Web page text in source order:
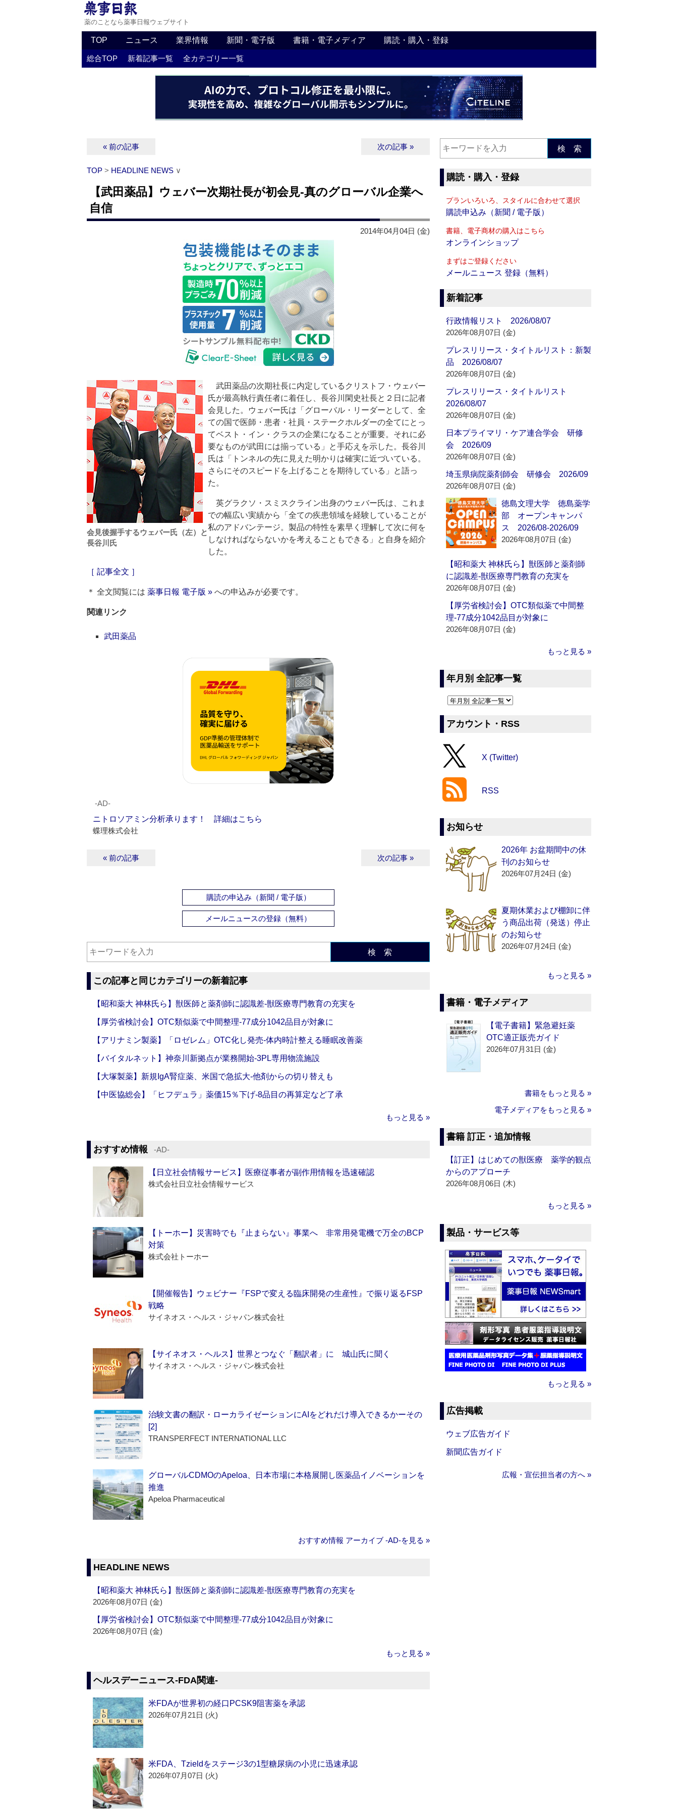
薬のことなら薬事日報ウェブサイト
TOP ニュース 業界情報 新聞・電子版 書籍・電子メディア 購読・購入・登録
総合TOP 新着記事一覧 全カテゴリー一覧
« 前の記事 次の記事 »
TOP > HEADLINE NEWS ∨
【武田薬品】ウェバー次期社長が初会見‐真のグローバル企業へ
自信
2014年04月04日 (金)
会見後握手するウェバー氏（左）と
長谷川氏
武田薬品の次期社長に内定しているクリストフ・ウェバー
氏が最高執行責任者に着任し、長谷川閑史社長と２日に記者
会見した。ウェバー氏は「グローバル・リーダーとして、全
ての国で医師・患者・社員・ステークホルダーの全てにとっ
てベスト・イン・クラスの企業になることが重要。それに必
要なものが武田には揃っている」と手応えを示した。長谷川
氏は「トンネルの先に見えた明かりは確実に近づいている。
さらにそのスピードを上げることを期待している」と語っ
た。
英グラクソ・スミスクライン出身のウェバー氏は、これま
での幅広い実績から「全ての疾患領域を経験していることが
私のアドバンテージ。製品の特性を素早く理解して次に何を
しなければならないかを考えることもできる」と自身を紹介
した。
［ 記事全文 ］
＊ 全文閲覧には 薬事日報 電子版 » への申込みが必要です。
関連リンク
武田薬品
‐AD‐
ニトロソアミン分析承ります！ 詳細はこちら
蝶理株式会社
« 前の記事 次の記事 »
購読の申込み（新聞 / 電子版）
メールニュースの登録（無料）
検 索
この記事と同じカテゴリーの新着記事
【昭和薬大 神林氏ら】獣医師と薬剤師に認識差‐獣医療専門教育の充実を
【厚労省検討会】OTC類似薬で中間整理‐77成分1042品目が対象に
【アリナミン製薬】「ロゼレム」OTC化し発売‐体内時計整える睡眠改善薬
【バイタルネット】神奈川新拠点が業務開始‐3PL専用物流施設
【大塚製薬】新規IgA腎症薬、米国で急拡大‐他剤からの切り替えも
【中医協総会】「ヒフデュラ」薬価15％下げ‐8品目の再算定など了承
もっと見る »
おすすめ情報 ‐AD‐
【日立社会情報サービス】医療従事者が副作用情報を迅速確認
株式会社日立社会情報サービス
【トーホー】災害時でも『止まらない』事業へ 非常用発電機で万全のBCP
対策
株式会社トーホー
【開催報告】ウェビナー『FSPで変える臨床開発の生産性』で振り返るFSP
戦略
サイネオス・ヘルス・ジャパン株式会社
【サイネオス・ヘルス】世界とつなぐ「翻訳者」に 城山氏に聞く
サイネオス・ヘルス・ジャパン株式会社
治験文書の翻訳・ローカライゼーションにAIをどれだけ導入できるかーその
[2]
TRANSPERFECT INTERNATIONAL LLC
グローバルCDMOのApeloa、日本市場に本格展開し医薬品イノベーションを
推進
Apeloa Pharmaceutical
おすすめ情報 アーカイブ ‐AD‐を見る »
HEADLINE NEWS
【昭和薬大 神林氏ら】獣医師と薬剤師に認識差‐獣医療専門教育の充実を
2026年08月07日 (金)
【厚労省検討会】OTC類似薬で中間整理‐77成分1042品目が対象に
2026年08月07日 (金)
もっと見る »
ヘルスデーニュース‐FDA関連‐
米FDAが世界初の経口PCSK9阻害薬を承認
2026年07月21日 (火)
米FDA、Tzieldをステージ3の1型糖尿病の小児に迅速承認
2026年07月07日 (火)
検 索
購読・購入・登録
プランいろいろ、スタイルに合わせて選択
購読申込み（新聞 / 電子版）
書籍、電子商材の購入はこちら
オンラインショップ
まずはご登録ください
メールニュース 登録（無料）
新着記事
行政情報リスト 2026/08/07
2026年08月07日 (金)
プレスリリース・タイトルリスト：新製
品 2026/08/07
2026年08月07日 (金)
プレスリリース・タイトルリスト
2026/08/07
2026年08月07日 (金)
日本プライマリ・ケア連合学会 研修
会 2026/09
2026年08月07日 (金)
埼玉県病院薬剤師会 研修会 2026/09
2026年08月07日 (金)
徳島文理大学 徳島薬学
部 オープンキャンパ
ス 2026/08-2026/09
2026年08月07日 (金)
【昭和薬大 神林氏ら】獣医師と薬剤師
に認識差‐獣医療専門教育の充実を
2026年08月07日 (金)
【厚労省検討会】OTC類似薬で中間整
理‐77成分1042品目が対象に
2026年08月07日 (金)
もっと見る »
年月別 全記事一覧
アカウント・RSS
X (Twitter)
RSS
お知らせ
2026年 お盆期間中の休
刊のお知らせ
2026年07月24日 (金)
夏期休業および棚卸に伴
う商品出荷（発送）停止
のお知らせ
2026年07月24日 (金)
もっと見る »
書籍・電子メディア
【電子書籍】緊急避妊薬
OTC適正販売ガイド
2026年07月31日 (金)
書籍をもっと見る »
電子メディアをもっと見る »
書籍 訂正・追加情報
【訂正】はじめての獣医療 薬学的観点
からのアプローチ
2026年08月06日 (木)
もっと見る »
製品・サービス等
もっと見る »
広告掲載
ウェブ広告ガイド
新聞広告ガイド
広報・宣伝担当者の方へ »